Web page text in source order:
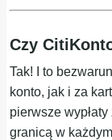
Czy
Tak! I to
konto, jak i za
pierwsze
granicą w